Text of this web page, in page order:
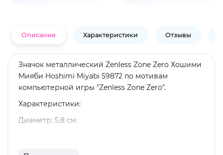
Описание Характеристики Отзывы
Значок металлический Zenless Zone Zero Хошими
Мияби Hoshimi Miyabi 59872 по мотивам
компьютерной игры "Zenless Zone Zero".
Характеристики:
Диаметр: 5,8 см.